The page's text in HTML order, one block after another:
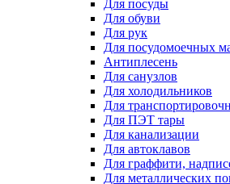
Для посуды
Для обуви
Для рук
Для посудомоечных
Антиплесень
Для санузлов
Для холодильников
Для
Для ПЭТ тары
Для канализации
Для автоклавов
Для граффити,
Для металлических